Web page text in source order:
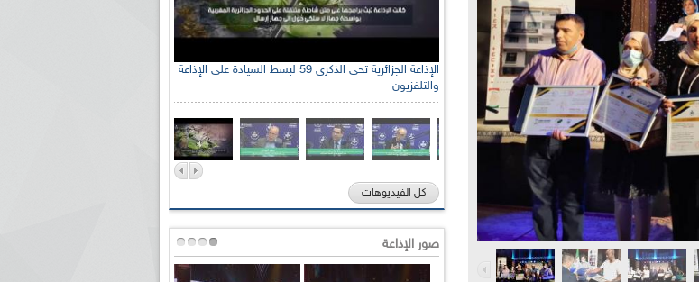
الإذاعة الجزائرية تحي الذكرى 59 لبسط السيادة على الإذاعة
والتلفزيون
كل الفيديوهات
صور الإذاعة